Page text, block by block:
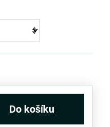
Do košíku